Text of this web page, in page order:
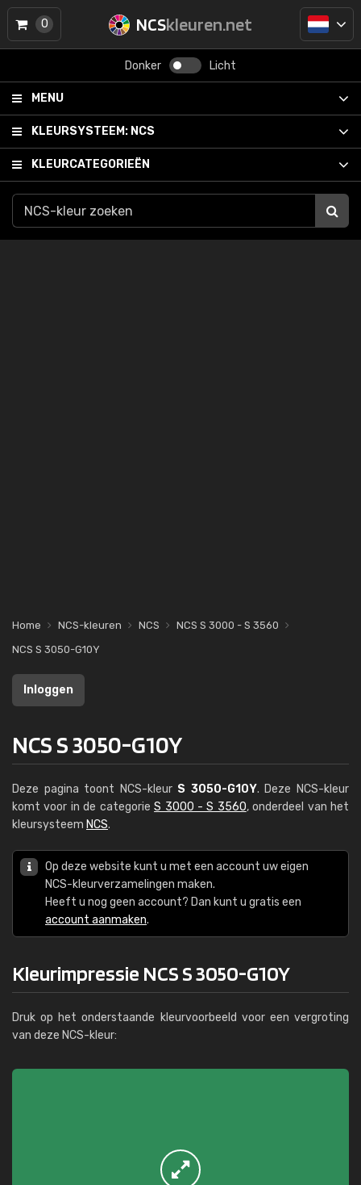
NCSkleuren.net
Donker Licht
MENU
KLEURSYSTEEM: NCS
KLEURCATEGORIEËN
0
Home NCS-kleuren NCS
NCS S 3000 - S 3560
NCS S 3050-G10Y
Inloggen
NCS S 3050-G10Y
Deze pagina toont NCS-kleur S 3050-G10Y. Deze NCS-kleur
komt voor in de categorieS 3000 - S 3560, onderdeel van het
kleursysteem NCS.
Op deze website kunt u met een account uw eigen
NCS-kleurverzamelingen maken.
Heeft u nog geen account? Dan kunt u gratis een
account aanmaken.
Kleurimpressie NCS S 3050-G10Y
Druk op het onderstaande kleurvoorbeeld voor een vergroting
van deze NCS-kleur: